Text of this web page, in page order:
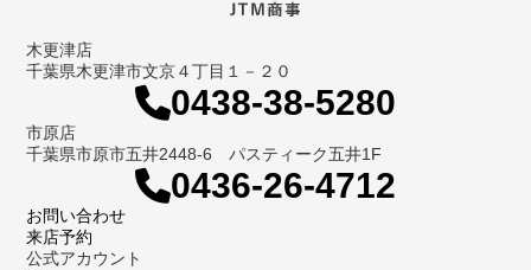
木更津店
千葉県木更津市文京４丁目１－２０
0438-38-5280
市原店
千葉県市原市五井2448-6 パスティーク五井1F
0436-26-4712
お問い合わせ
来店予約
公式アカウント